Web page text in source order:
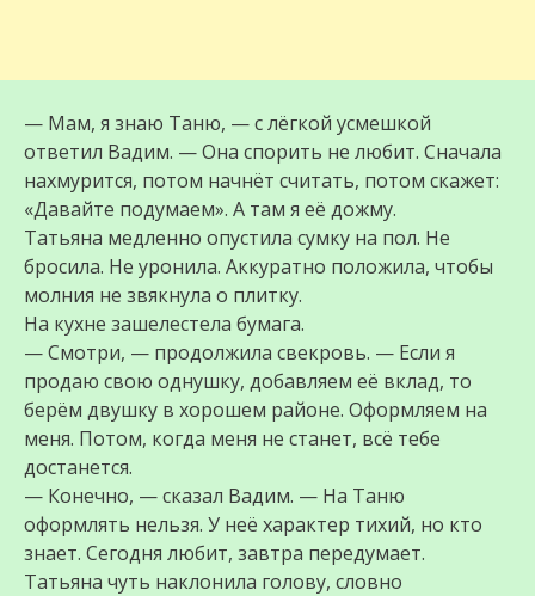
— Мам, я знаю Таню, — с лёгкой усмешкой
ответил Вадим. — Она спорить не любит. Сначала
нахмурится, потом начнёт считать, потом скажет:
«Давайте подумаем». А там я её дожму.
Татьяна медленно опустила сумку на пол. Не
бросила. Не уронила. Аккуратно положила, чтобы
молния не звякнула о плитку.
На кухне зашелестела бумага.
— Смотри, — продолжила свекровь. — Если я
продаю свою однушку, добавляем её вклад, то
берём двушку в хорошем районе. Оформляем на
меня. Потом, когда меня не станет, всё тебе
достанется.
— Конечно, — сказал Вадим. — На Таню
оформлять нельзя. У неё характер тихий, но кто
знает. Сегодня любит, завтра передумает.
Татьяна чуть наклонила голову, словно